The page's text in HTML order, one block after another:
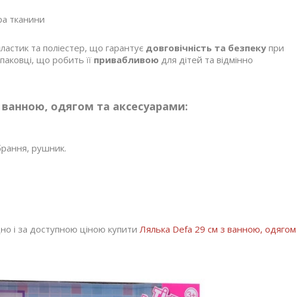
тканини
та поліестер, що гарантує довговічність та безпеку при
що робить її привабливою для дітей та відмінно
одягом та аксесуарами:
рушник.
і за доступною ціною купити Лялька Defa 29 см з ванною, одягом